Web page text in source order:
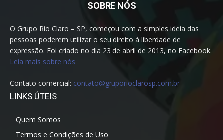
SOBRE NÓS
O Grupo Rio Claro – SP, começou com a simples ideia das
pessoas poderem utilizar o seu direito à liberdade de
expressão. Foi criado no dia 23 de abril de 2013, no Facebook.
Leia mais sobre nós
Contato comercial: contato@gruporioclarosp.com.br
LINKS ÚTEIS
Quem Somos
Termos e Condições de Uso